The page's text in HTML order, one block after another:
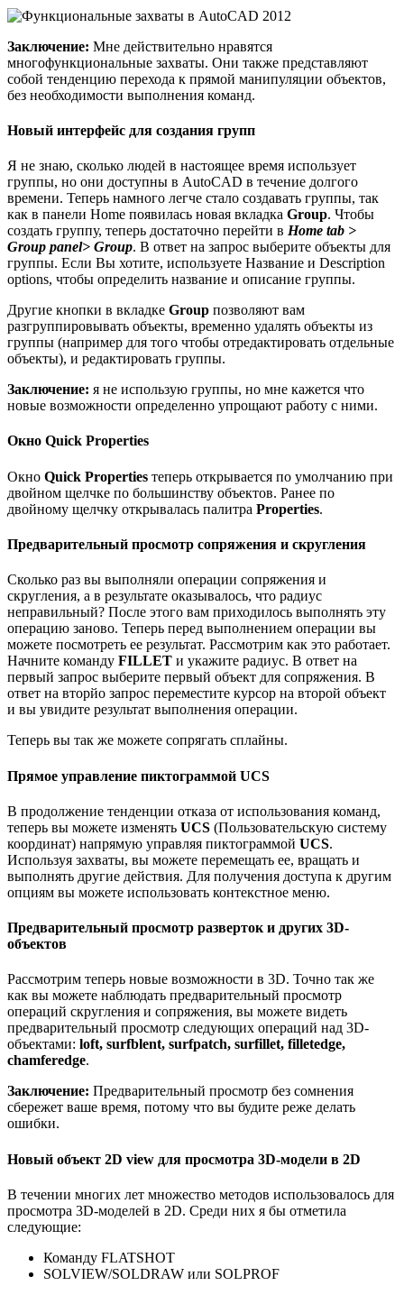
Заключение: Мне действительно нравятся
многофункциональные захваты. Они также представляют
собой тенденцию перехода к прямой манипуляции объектов,
без необходимости выполнения команд.
Новый интерфейс для создания групп
Я не знаю, сколько людей в настоящее время использует
группы, но они доступны в AutoCAD в течение долгого
времени. Теперь намного легче стало создавать группы, так
как в панели Home появилась новая вкладка Group. Чтобы
создать группу, теперь достаточно перейти в Home tab >
Group panel> Group. В ответ на запрос выберите объекты для
группы. Если Вы хотите, используете Название и Description
options, чтобы определить название и описание группы.
Другие кнопки в вкладке Group позволяют вам
разгруппировывать объекты, временно удалять объекты из
группы (например для того чтобы отредактировать отдельные
объекты), и редактировать группы.
Заключение: я не использую группы, но мне кажется что
новые возможности определенно упрощают работу с ними.
Окно Quick Properties
Окно Quick Properties теперь открывается по умолчанию при
двойном щелчке по большинству объектов. Ранее по
двойному щелчку открывалась палитра Properties.
Предварительный просмотр сопряжения и скругления
Сколько раз вы выполняли операции сопряжения и
скругления, а в результате оказывалось, что радиус
неправильный? После этого вам приходилось выполнять эту
операцию заново. Теперь перед выполнением операции вы
можете посмотреть ее результат. Рассмотрим как это работает.
Начните команду FILLET и укажите радиус. В ответ на
первый запрос выберите первый объект для сопряжения. В
ответ на вторйо запрос переместите курсор на второй объект
и вы увидите результат выполнения операции.
Теперь вы так же можете сопрягать сплайны.
Прямое управление пиктограммой UCS
В продолжение тенденции отказа от использования команд,
теперь вы можете изменять UCS (Пользовательскую систему
координат) напрямую управляя пиктограммой UCS.
Используя захваты, вы можете перемещать ее, вращать и
выполнять другие действия. Для получения доступа к другим
опциям вы можете использовать контекстное меню.
Предварительный просмотр разверток и других 3D-
объектов
Рассмотрим теперь новые возможности в 3D. Точно так же
как вы можете наблюдать предварительный просмотр
операций скругления и сопряжения, вы можете видеть
предварительный просмотр следующих операций над 3D-
объектами: loft, surfblent, surfpatch, surfillet, filletedge,
chamferedge.
Заключение: Предварительный просмотр без сомнения
сбережет ваше время, потому что вы будите реже делать
ошибки.
Новый объект 2D view для просмотра 3D-модели в 2D
В течении многих лет множество методов использовалось для
просмотра 3D-моделей в 2D. Среди них я бы отметила
следующие:
Команду FLATSHOT
SOLVIEW/SOLDRAW или SOLPROF